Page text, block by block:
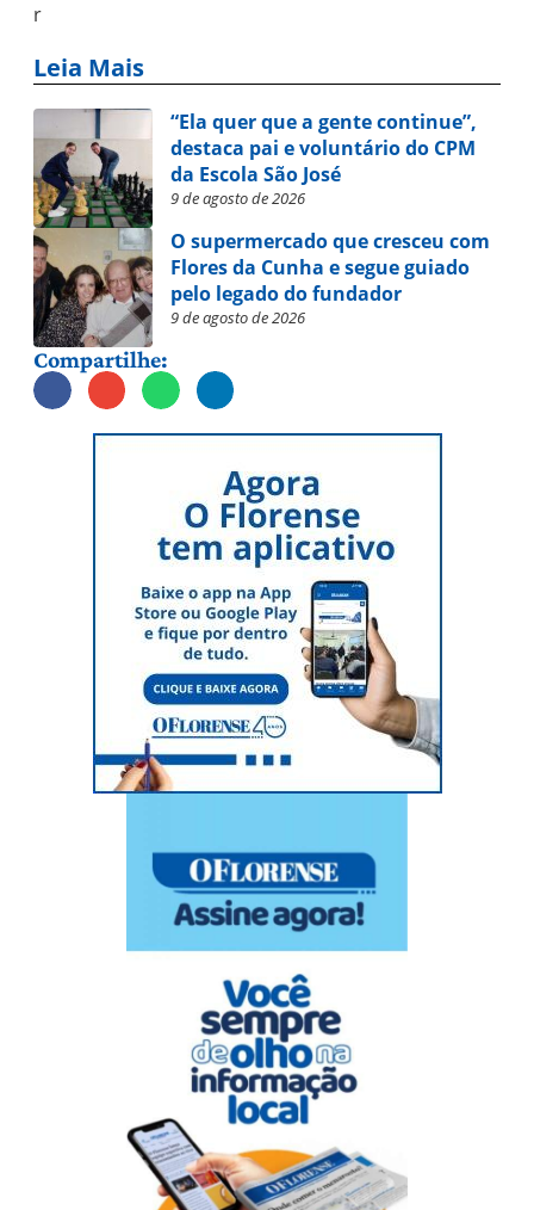
r
Leia Mais
“Ela quer que a gente continue”,
destaca pai e voluntário do CPM
da Escola São José
9 de agosto de 2026
O supermercado que cresceu com
Flores da Cunha e segue guiado
pelo legado do fundador
9 de agosto de 2026
Compartilhe: